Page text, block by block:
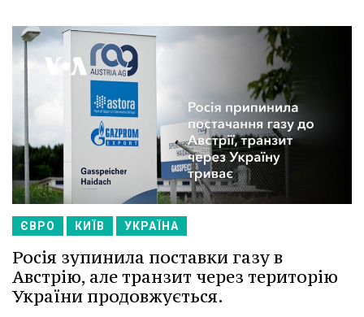
ЄВРО КИЇВ УКРАЇНА
Росія зупинила поставки газу в
Австрію, але транзит через територію
України продовжується.